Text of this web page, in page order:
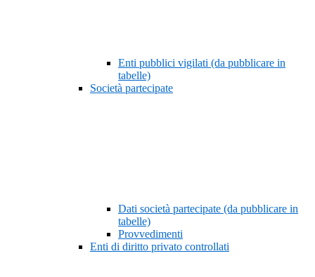
Enti pubblici vigilati (da pubblicare in
tabelle)
Società partecipate
Dati società partecipate (da pubblicare in
tabelle)
Provvedimenti
Enti di diritto privato controllati